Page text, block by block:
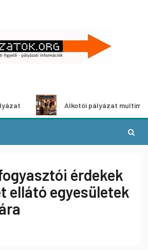
Alkotói pályázat multimédia-
érdekek
ellátó egyesületek